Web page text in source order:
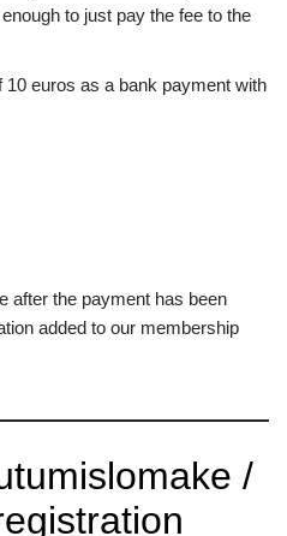
to just pay the fee to the
euros as a bank payment with
after the payment has been
added to our membership